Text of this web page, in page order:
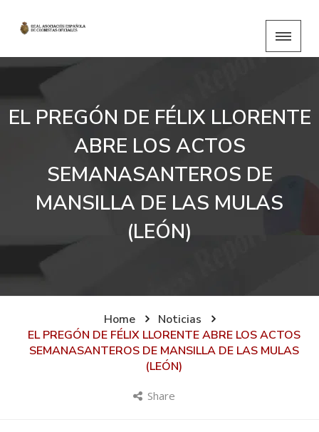
EL PREGÓN DE FÉLIX LLORENTE
ABRE LOS ACTOS
SEMANASANTEROS DE
MANSILLA DE LAS MULAS
(LEÓN)
Home
Noticias
EL PREGÓN DE FÉLIX LLORENTE ABRE LOS ACTOS
SEMANASANTEROS DE MANSILLA DE LAS MULAS
(LEÓN)
Share